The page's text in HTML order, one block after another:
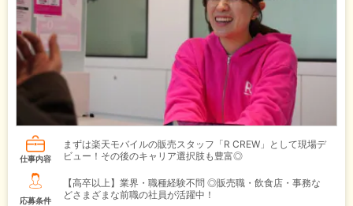
仕事内容
まずは楽天モバイルの販売スタッフ「R CREW」として現場デ
ビュー！その後のキャリア選択肢も豊富◎
応募条件
【高卒以上】業界・職種経験不問 ◎販売職・飲食店・事務な
どさまざまな前職の社員が活躍中！